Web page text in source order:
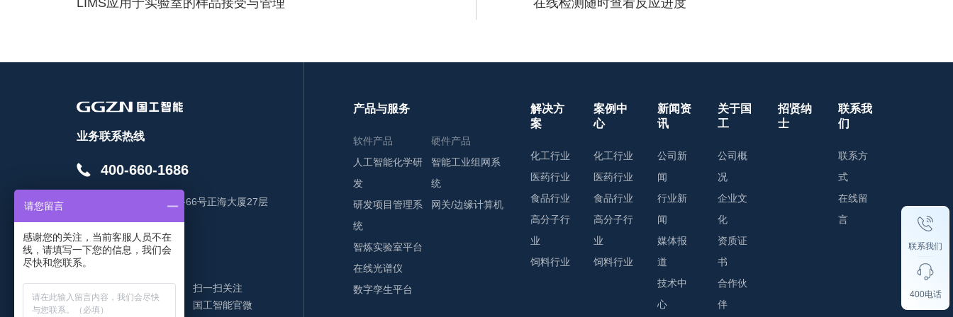
LIMS应用于实验室的样品接受与管理 在线检测随时查看反应进度
联系我们
400电话
业务联系热线
400-660-1686
烟台开发区珠江路66号正海大厦27层
EMAIL：
扫一扫关注
国工智能官微
产品与服务
软件产品
人工智能化学研
发
研发项目管理系
统
智炼实验室平台
在线光谱仪
数字孪生平台
硬件产品
智能工业组网系
统
网关/边缘计算机
解决方
案
化工行业
医药行业
食品行业
高分子行
业
饲料行业
案例中
心
化工行业
医药行业
食品行业
高分子行
业
饲料行业
新闻资
讯
公司新
闻
行业新
闻
媒体报
道
技术中
心
关于国
工
公司概
况
企业文
化
资质证
书
合作伙
伴
招贤纳
士
联系我
们
联系方
式
在线留
言
请您留言
感谢您的关注，当前客服人员不在
线，请填写一下您的信息，我们会
尽快和您联系。